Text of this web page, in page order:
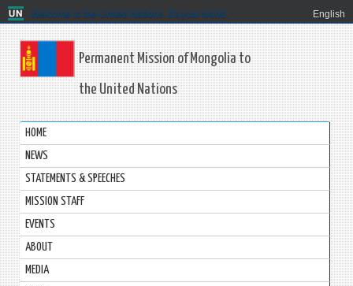
Welcome to the United Nations. It's your world. English
Permanent Mission of Mongolia to
the United Nations
HOME
NEWS
STATEMENTS & SPEECHES
MISSION STAFF
EVENTS
ABOUT
MEDIA